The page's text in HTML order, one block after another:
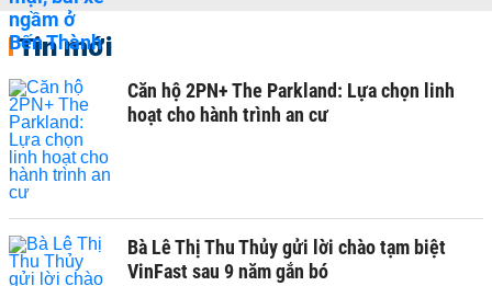
Tin mới
Căn hộ 2PN+ The Parkland: Lựa chọn linh
hoạt cho hành trình an cư
Bà Lê Thị Thu Thủy gửi lời chào tạm biệt
VinFast sau 9 năm gắn bó